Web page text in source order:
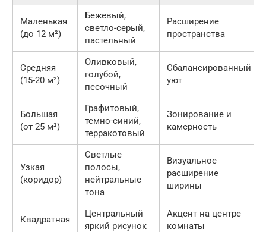
Маленькая
(до 12 м²)
Бежевый,
светло-серый,
пастельный
Расширение
пространства
Средняя
(15-20 м²)
Оливковый,
голубой,
песочный
Сбалансированный
уют
Большая
(от 25 м²)
Графитовый,
темно-синий,
терракотовый
Зонирование и
камерность
Узкая
(коридор)
Светлые
полосы,
нейтральные
тона
Визуальное
расширение
ширины
Квадратная
Центральный
яркий рисунок
Акцент на центре
комнаты